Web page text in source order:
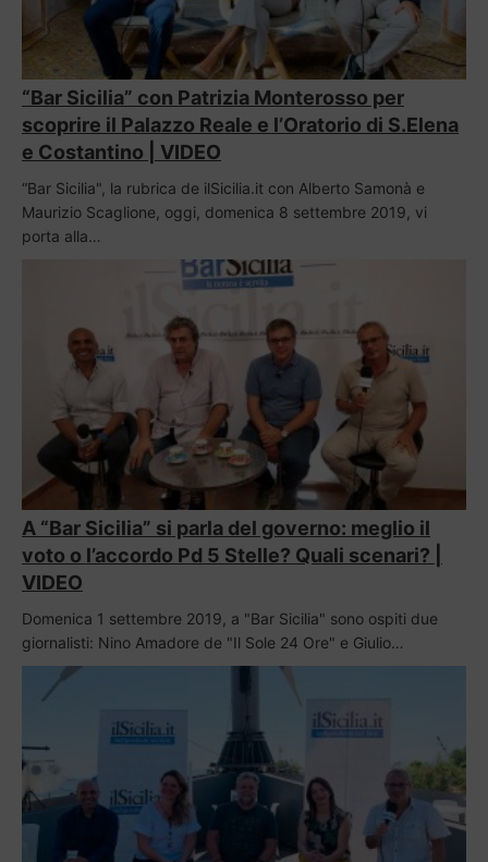
“Bar Sicilia” con Patrizia Monterosso per
scoprire il Palazzo Reale e l’Oratorio di S.Elena
e Costantino | VIDEO
“Bar Sicilia", la rubrica de ilSicilia.it con Alberto Samonà e
Maurizio Scaglione, oggi, domenica 8 settembre 2019, vi
porta alla…
A “Bar Sicilia” si parla del governo: meglio il
voto o l’accordo Pd 5 Stelle? Quali scenari? |
VIDEO
Domenica 1 settembre 2019, a "Bar Sicilia" sono ospiti due
giornalisti: Nino Amadore de "Il Sole 24 Ore" e Giulio…